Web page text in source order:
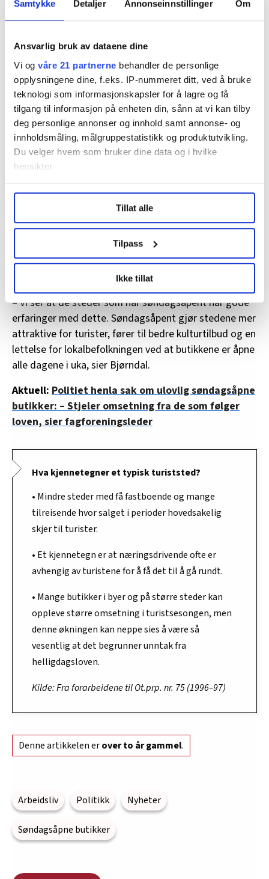
Samtykke Detaljer Annonseinnstillinger Om
Ansvarlig bruk av dataene dine
Vi og våre 21 partnerne behandler de personlige
opplysningene dine, f.eks. IP-nummeret ditt, ved å bruke
teknologi som informasjonskapsler for å lagre og få
tilgang til informasjon på enheten din, sånn at vi kan tilby
deg personlige annonser og innhold samt annonse- og
innholdsmåling, målgruppestatistikk og produktutvikling.
Du velger hvem som bruker dine data og i hvilke
hensikter.
Undermer infokan du lese om hvordan dine personlige
data behandles og hvordan du kan velge hvordan de skal
brukes. Du kan hele tiden endre eller trekke tilbake ditt
samtykke fra erklæringen om informasjonskapsler.
LO Medias publikasjoner frifagbevegelse.no, hk-nytt.no
og fontene.no bruker informasjonskapsler (cookies) for å
lære hvordan våre nettsider blir brukt slik at vi tilby
relevant innhold, tilpassede annonser og utarbeide
statistikk.
Vi deler bare informasjon om hvordan du bruker
nettstedet med LO Medias egne samarbeidspartnere
innenfor analyse og annonsering. Disse er angitt i
Tillat alle
Tilpass
Ikke tillat
kommunen vil åpne flere
NHO Reiseliv vil ha flere typiske
turiststeder
Fagdirektør for næringspolitikk i NHO Reiseliv, Ole
Michael Bjørndal, vil ikke ha en tidsbegrensing.
– Det er lite forutsigbart, risikerer å nullifisere
investeringer og gjøre det mindre attraktivt for nye
investeringer. En slik begrensning vil heller ikke ta
høyde for at det kan være svingninger i besøkstall, sier
NHO Reiseliv vil gjerne ha flere typiske turiststeder.
– Vi ønsker at flere steder, også her i Oslo, skal få lov
til å holde søndagsåpent, sier Bjørndal.
– Vi ser at de steder som har søndagsåpent har gode
erfaringer med dette. Søndagsåpent gjør stedene mer
attraktive for turister, fører til bedre kulturtilbud og en
lettelse for lokalbefolkningen ved at butikkene er åpne
alle dagene i uka, sier Bjørndal.
Aktuell: Politiet henla sak om ulovlig søndagsåpne
butikker: – Stjeler omsetning fra de som følger
loven, sier fagforeningsleder
Hva kjennetegner et typisk turiststed?
• Mindre steder med få fastboende og mange
tilreisende hvor salget i perioder hovedsakelig
skjer til turister.
• Et kjennetegn er at næringsdrivende ofte er
avhengig av turistene for å få det til å gå rundt.
• Mange butikker i byer og på større steder kan
oppleve større omsetning i turistsesongen, men
denne økningen kan neppe sies å være så
vesentlig at det begrunner unntak fra
helligdagsloven.
Kilde: Fra forarbeidene til Ot.prp. nr. 75 (1996–97)
Denne artikkelen erover to år gammel.
Arbeidsliv Politikk Nyheter
Søndagsåpne butikker